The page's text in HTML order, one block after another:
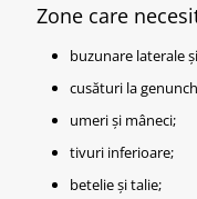
Zone care
buzunare laterale
cusături la
umeri și mâneci;
tivuri inferioare;
betelie și talie;